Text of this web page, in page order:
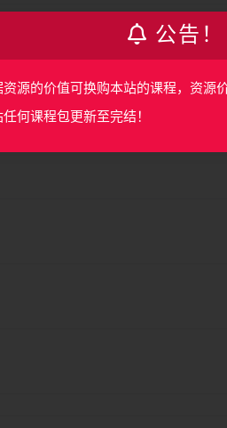
公告！
资源的价值可换购本站的课程，资源
任何课程包更新至完结！